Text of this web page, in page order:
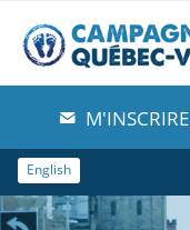
À propos de nous
Blog
Comprendre
M'INSCRIRE
English